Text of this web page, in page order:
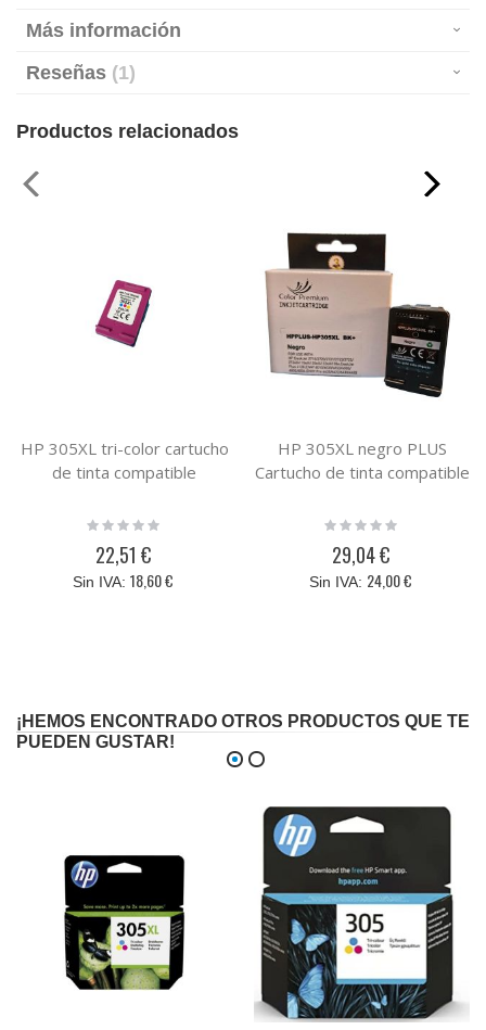
Más información
Reseñas 1
Productos relacionados
HP 305XL tri-color cartucho
de tinta compatible
Rating:
22,51 €
18,60 €
HP 305XL negro PLUS
Cartucho de tinta compatible
Rating:
29,04 €
24,00 €
¡HEMOS ENCONTRADO OTROS PRODUCTOS QUE TE
PUEDEN GUSTAR!